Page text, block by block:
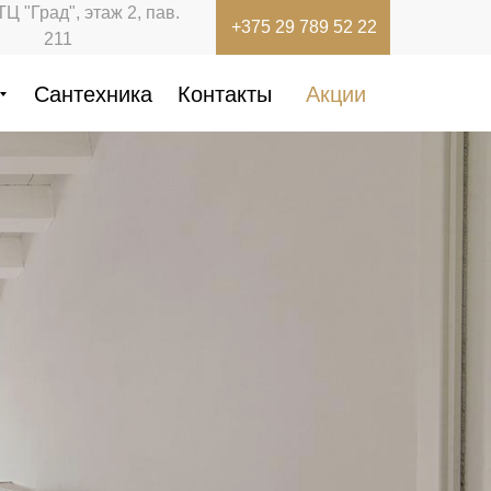
Сантехника Контакты Акции
+375 29 789 52 22
"Град", этаж 2, пав.
211